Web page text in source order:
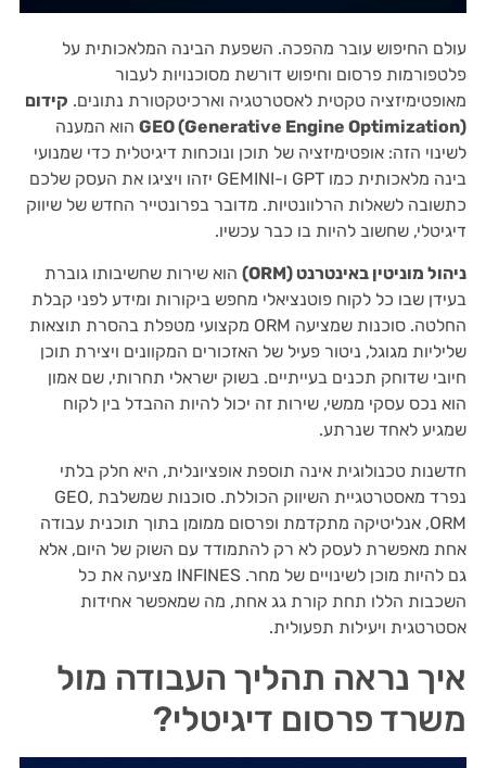
עולם החיפוש עובר מהפכה. השפעת הבינה המלאכותית על
פלטפורמות פרסום וחיפוש דורשת מסוכנויות לעבור
מאופטימיזציה טקטית לאסטרטגיה וארכיטקטורת נתונים. קידום
GEO (Generative Engine Optimization) הוא המענה
לשינוי הזה: אופטימיזציה של תוכן ונוכחות דיגיטלית כדי שמנועי
בינה מלאכותית כמו GPT ו-GEMINI יזהו ויציגו את העסק שלכם
כתשובה לשאלות הרלוונטיות. מדובר בפרונטייר החדש של שיווק
דיגיטלי, שחשוב להיות בו כבר עכשיו.
ניהול מוניטין באינטרנט (ORM)
הוא שירות שחשיבותו גוברת
בעידן שבו כל לקוח פוטנציאלי מחפש ביקורות ומידע לפני קבלת
החלטה. סוכנות שמציעה ORM מקצועי מטפלת בהסרת תוצאות
שליליות מגוגל, ניטור פעיל של האזכורים המקוונים ויצירת תוכן
חיובי שדוחק תכנים בעייתיים. בשוק ישראלי תחרותי, שם אמון
הוא נכס עסקי ממשי, שירות זה יכול להיות ההבדל בין לקוח
שמגיע לאחד שנרתע.
חדשנות טכנולוגית אינה תוספת אופציונלית, היא חלק בלתי
נפרד מאסטרטגיית השיווק הכוללת. סוכנות שמשלבת GEO,
ORM, אנליטיקה מתקדמת ופרסום ממומן בתוך תוכנית עבודה
אחת מאפשרת לעסק לא רק להתמודד עם השוק של היום, אלא
גם להיות מוכן לשינויים של מחר. INFINES מציעה את כל
השכבות הללו תחת קורת גג אחת, מה שמאפשר אחידות
אסטרטגית ויעילות תפעולית.
איך נראה תהליך העבודה מול
משרד פרסום דיגיטלי?